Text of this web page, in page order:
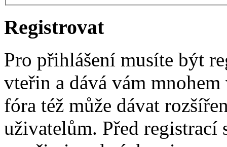
Registrovat
Pro přihlášení musíte být
vteřin a dává vám
fóra též může dávat
uživatelům. Před registrací